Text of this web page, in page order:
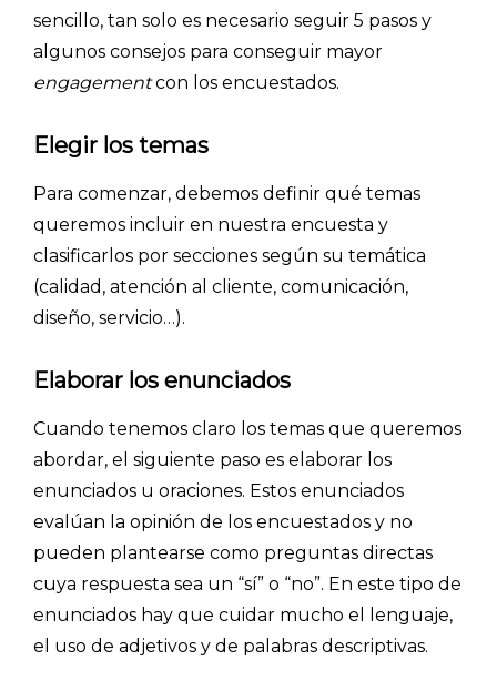
sencillo, tan solo es necesario seguir 5 pasos y
algunos consejos para conseguir mayor
engagementcon los encuestados.
Elegir los temas
Para comenzar, debemos definir qué temas
queremos incluir en nuestra encuesta y
clasificarlos por secciones según su temática
(calidad, atención al cliente, comunicación,
diseño, servicio…).
Elaborar los enunciados
Cuando tenemos claro los temas que queremos
abordar, el siguiente paso es elaborar los
enunciados u oraciones. Estos enunciados
evalúan la opinión de los encuestados y no
pueden plantearse como preguntas directas
cuya respuesta sea un “sí” o “no”. En este tipo de
enunciados hay que cuidar mucho el lenguaje,
el uso de adjetivos y de palabras descriptivas.